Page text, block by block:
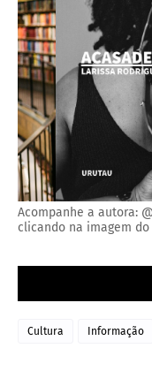
Acompanhe a autora:
clicando na imagem
Cultura Informação